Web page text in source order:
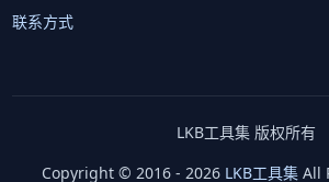
联系方式
LKB工具集 版权所有
Copyright © 2016 - 2026 LKB工具集 All